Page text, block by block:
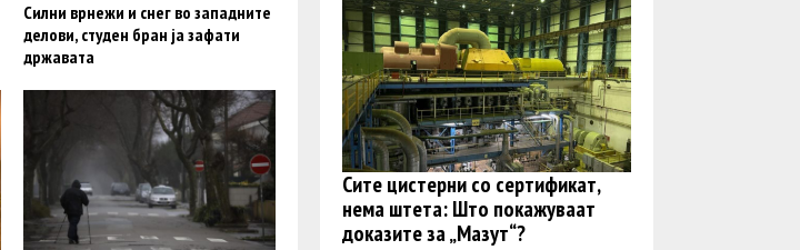
Силни врнежи и снег во западните
делови, студен бран ја зафати
државата
Сите цистерни со сертификат,
нема штета: Што покажуваат
доказите за „Мазут“?